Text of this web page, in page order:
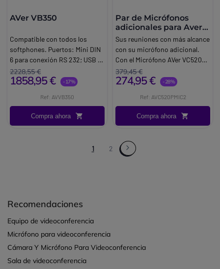
AVer VB350
Compatible con todos los
softphones. Puertos: Mini DIN
6 para conexión RS 232; USB B;
salida HDMI (adaptador de USB
a HDMI); entrada de teléfono
RJ45 x2; USB A x3Requisitos
del sistema operativo:
Windows® 7/10/11; Mac OS X
2228,55 €
1858,95 € -17%
Ref: AVVB350
Compra ahora
Par de Micrófonos
adicionales para Aver
VC520 Pro
Sus reuniones con más alcance
con su micrófono adicional.
Con el Micrófono AVer VC520
adicional podrá mejorar la
comunicación de sus salas de
conferencias claras y de gran
379,45 €
274,95 € -28%
Ref: AVC520PMIC2
Compra ahora
1 2
Recomendaciones
Equipo de videoconferencia
Micrófono para videoconferencia
Cámara Y Micrófono Para Videoconferencia
Sala de videoconferencia